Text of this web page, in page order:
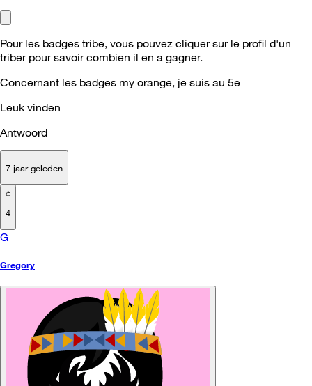
Pour les badges tribe, vous pouvez cliquer sur le profil d'un
triber pour savoir combien il en a gagner.
Concernant les badges my orange, je suis au 5e
Leuk vinden
Antwoord
7 jaar geleden
4
G
Gregory